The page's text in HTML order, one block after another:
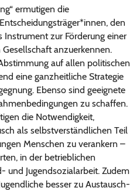
ermutigen die
den
Instrument zur Förderung einer
anzuerkennen.
auf allen politischen
eine ganzheitliche Strategie
Ebenso sind geeignete
zu schaffen.
die Notwendigkeit,
als selbstverständlichen Teil
Menschen zu verankern –
in der betrieblichen
und Jugendsozialarbeit. Zudem
besser zu Austausch-